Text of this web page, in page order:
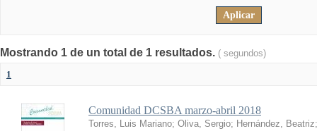
Mostrando 1 de un total de 1 resultados. ( segundos)
1
Comunidad DCSBA marzo-abril 2018
Torres, Luis Mariano; Oliva, Sergio; Hernández, Beatriz